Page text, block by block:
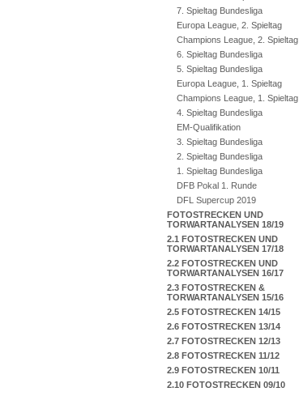
7. Spieltag Bundesliga
Europa League, 2. Spieltag
Champions League, 2. Spieltag
6. Spieltag Bundesliga
5. Spieltag Bundesliga
Europa League, 1. Spieltag
Champions League, 1. Spieltag
4. Spieltag Bundesliga
EM-Qualifikation
3. Spieltag Bundesliga
2. Spieltag Bundesliga
1. Spieltag Bundesliga
DFB Pokal 1. Runde
DFL Supercup 2019
FOTOSTRECKEN UND
TORWARTANALYSEN 18/19
2.1 FOTOSTRECKEN UND
TORWARTANALYSEN 17/18
2.2 FOTOSTRECKEN UND
TORWARTANALYSEN 16/17
2.3 FOTOSTRECKEN &
TORWARTANALYSEN 15/16
2.5 FOTOSTRECKEN 14/15
2.6 FOTOSTRECKEN 13/14
2.7 FOTOSTRECKEN 12/13
2.8 FOTOSTRECKEN 11/12
2.9 FOTOSTRECKEN 10/11
2.10 FOTOSTRECKEN 09/10